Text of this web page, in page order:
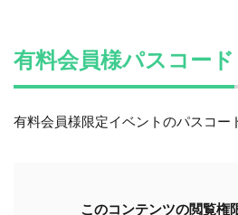
有料会員様パスコード
有料会員様限定イベントのパスコー